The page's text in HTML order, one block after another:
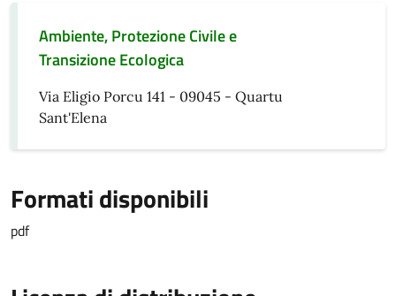
Ambiente, Protezione Civile e
Transizione Ecologica
Via Eligio Porcu 141 - 09045 - Quartu
Sant'Elena
Formati disponibili
pdf